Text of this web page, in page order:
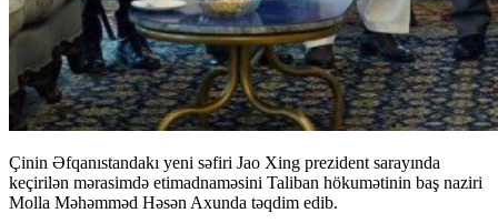
Çinin Əfqanıstandakı yeni səfiri Jao Xing prezident sarayında
keçirilən mərasimdə etimadnaməsini Taliban hökumətinin baş naziri
Molla Məhəmməd Həsən Axunda təqdim edib.